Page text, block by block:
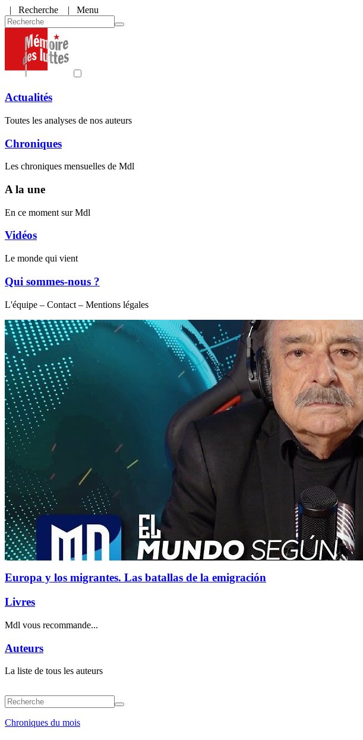
| Recherche | Menu
Actualités
Toutes les analyses de nos auteurs
Chroniques
Les chroniques mensuelles de Mdl
A la une
En ce moment sur Mdl
Vidéos
Le monde qui vient
Qui sommes-nous ?
L'équipe – Contact – Mentions légales
Europa y los migrantes. Las batallas de la emigración
Livres
Mdl vous recommande...
Auteurs
La liste de tous les auteurs
Chroniques du mois